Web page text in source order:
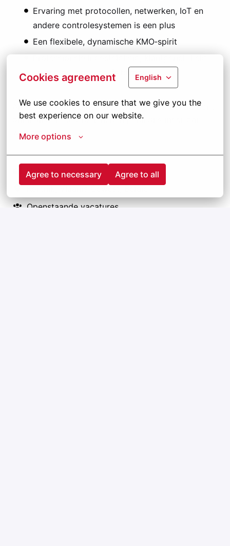
Cookies agreement English
We use cookies to ensure that we give you the
best experience on our website.
More options
Agree to necessary Agree to all
Ervaring met protocollen, netwerken, IoT en
andere controlesystemen is een plus
Een flexibele, dynamische KMO‑spirit
Professionele ingesteldheid, klantgerichtheid
en een gezonde dosis humor
Als je in enkele domeinen sterk staat en bereid bent
om in andere te groeien, ben je bij ons meer dan
welkom.
Hybride
Openstaande vacatures